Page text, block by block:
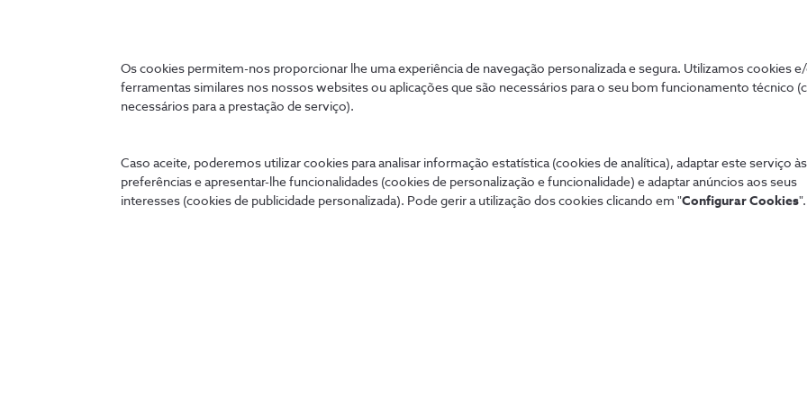
Os cookies permitem-nos proporcionar lhe uma experiência de navegação personalizada e segura. Utilizamos cookies
ferramentas similares nos nossos websites ou aplicações que são necessários para o seu bom funcionamento técnico
necessários para a prestação de serviço).
Caso aceite, poderemos utilizar cookies para analisar informação estatística (cookies de analítica), adaptar este serviço
preferências e apresentar-lhe funcionalidades (cookies de personalização e funcionalidade) e adaptar anúncios aos seus
interesses (cookies de publicidade personalizada). Pode gerir a utilização dos cookies clicando em "Configurar Cookies".
Ligados 24 horas
A qualquer hora e onde quer que estejas, podes tratar de tudo de forma
my.nos.pt App NOS
Mais procurados
Pacotes NOS
Tarifários 5G
fixa